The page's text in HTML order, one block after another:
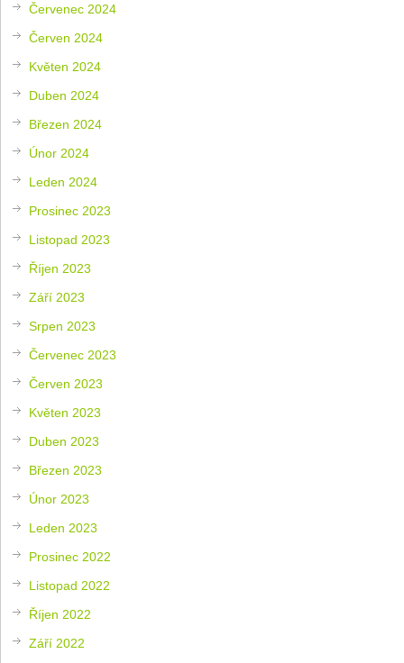
Červenec 2024
Červen 2024
Květen 2024
Duben 2024
Březen 2024
Únor 2024
Leden 2024
Prosinec 2023
Listopad 2023
Říjen 2023
Září 2023
Srpen 2023
Červenec 2023
Červen 2023
Květen 2023
Duben 2023
Březen 2023
Únor 2023
Leden 2023
Prosinec 2022
Listopad 2022
Říjen 2022
Září 2022